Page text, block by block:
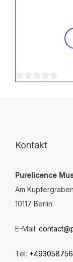
Kontakt
Purelicence
Am
10117 Berlin
E-Mail:
Tel: